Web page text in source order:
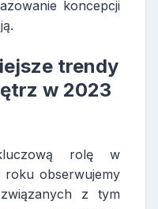
koncepcji
trendy
w 2023
rolę w
obserwujemy
z tym